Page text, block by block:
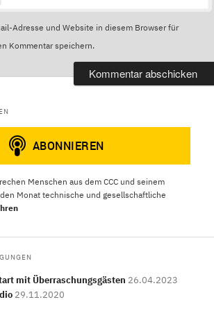
Adresse und Website in diesem Browser für
Kommentar speichern.
Menschen aus dem CCC und seinem
Monat technische und gesellschaftliche
mit Überraschungsgästen 26.04.2023
29.11.2020